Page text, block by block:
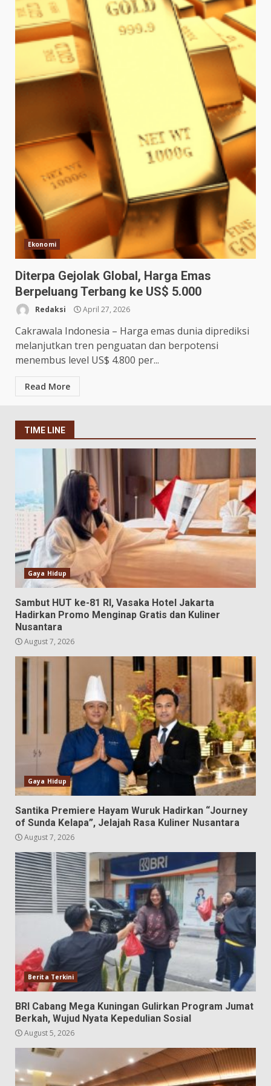
Ekonomi
Diterpa Gejolak Global, Harga Emas
Berpeluang Terbang ke US$ 5.000
Redaksi April 27, 2026
Cakrawala Indonesia – Harga emas dunia diprediksi
melanjutkan tren penguatan dan berpotensi
menembus level US$ 4.800 per...
Read More
TIME LINE
Gaya Hidup
Sambut HUT ke-81 RI, Vasaka Hotel Jakarta
Hadirkan Promo Menginap Gratis dan Kuliner
Nusantara
August 7, 2026
Gaya Hidup
Santika Premiere Hayam Wuruk Hadirkan “Journey
of Sunda Kelapa”, Jelajah Rasa Kuliner Nusantara
August 7, 2026
Berita Terkini
BRI Cabang Mega Kuningan Gulirkan Program Jumat
Berkah, Wujud Nyata Kepedulian Sosial
August 5, 2026